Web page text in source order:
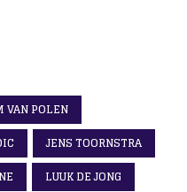
VAN POLEN
JENS TOORNSTRA
LUUK DE JONG